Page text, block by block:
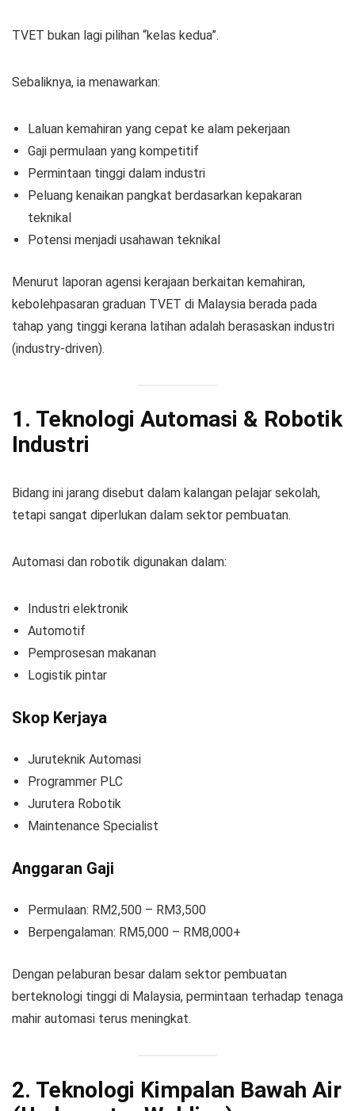
TVET bukan lagi pilihan “kelas kedua”.
Sebaliknya, ia menawarkan:
Laluan kemahiran yang cepat ke alam pekerjaan
Gaji permulaan yang kompetitif
Permintaan tinggi dalam industri
Peluang kenaikan pangkat berdasarkan kepakaran
teknikal
Potensi menjadi usahawan teknikal
Menurut laporan agensi kerajaan berkaitan kemahiran,
kebolehpasaran graduan TVET di Malaysia berada pada
tahap yang tinggi kerana latihan adalah berasaskan industri
(industry-driven).
1. Teknologi Automasi & Robotik
Industri
Bidang ini jarang disebut dalam kalangan pelajar sekolah,
tetapi sangat diperlukan dalam sektor pembuatan.
Automasi dan robotik digunakan dalam:
Industri elektronik
Automotif
Pemprosesan makanan
Logistik pintar
Skop Kerjaya
Juruteknik Automasi
Programmer PLC
Jurutera Robotik
Maintenance Specialist
Anggaran Gaji
Permulaan: RM2,500 – RM3,500
Berpengalaman: RM5,000 – RM8,000+
Dengan pelaburan besar dalam sektor pembuatan
berteknologi tinggi di Malaysia, permintaan terhadap tenaga
mahir automasi terus meningkat.
2. Teknologi Kimpalan Bawah Air